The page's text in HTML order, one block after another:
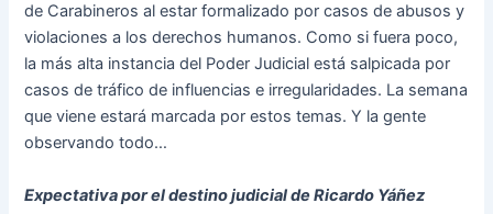
de Carabineros al estar formalizado por casos de abusos y
violaciones a los derechos humanos. Como si fuera poco,
la más alta instancia del Poder Judicial está salpicada por
casos de tráfico de influencias e irregularidades. La semana
que viene estará marcada por estos temas. Y la gente
observando todo…
Expectativa por el destino judicial de Ricardo Yáñez